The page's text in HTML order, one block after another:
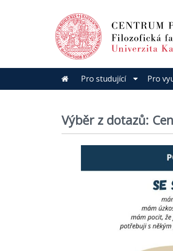
Výběr z dotazů:
Pro studující Pro